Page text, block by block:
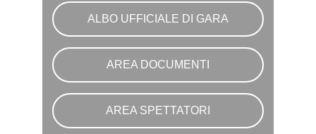
ALBO UFFICIALE DI GARA
AREA DOCUMENTI
AREA SPETTATORI